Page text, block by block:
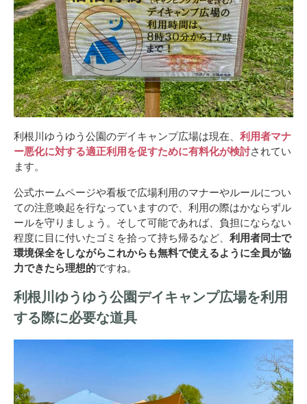
利根川ゆうゆう公園のデイキャンプ広場は現在、 利用者マナ
ー悪化に対する適正利用を促すために有料化が検討されてい
ます。
公式ホームページや看板で広場利用のマナーやルールについ
ての注意喚起を行なっていますので、利用の際はかならずル
ールを守りましょう。そして可能であれば、負担にならない
程度に目に付いたゴミを拾って持ち帰るなど、 利用者同士で
環境保全をしながらこれからも無料で使えるように全員が協
力できたら理想的ですね。
利根川ゆうゆう公園デイキャンプ広場を利用
する際に必要な道具